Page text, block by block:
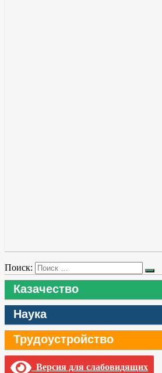
Поиск:
Казачество
Наука
Трудоустройство
Версия для слабовидящих